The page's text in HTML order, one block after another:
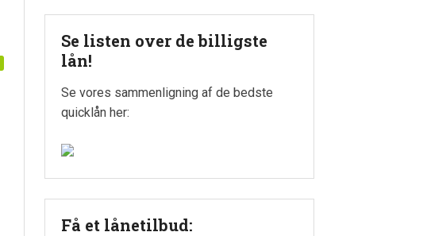
Se listen over de billigste
lån!
Se vores sammenligning af de bedste
quicklån her:
Få et lånetilbud: